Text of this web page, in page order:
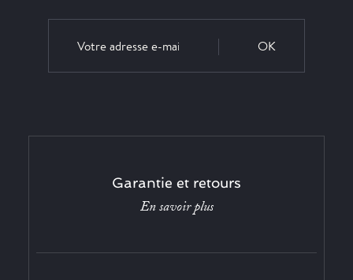
OK
Garantie et retours
En savoir plus